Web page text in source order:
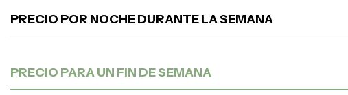
PRECIO POR NOCHE DURANTE LA SEMANA
PRECIO PARA UN FIN DE SEMANA